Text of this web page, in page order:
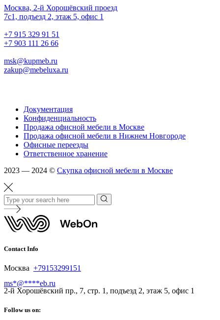
Москва, 2-й Хорошёвский проезд
7с1, подъезд 2, этаж 5, офис 1
+7 915 329 91 51
+7 903 111 26 66
msk@kupmeb.ru
zakup@mebeluxa.ru
Документация
Конфиденциальность
Продажа офисной мебели в Москве
Продажа офисной мебели в Нижнем Новгороде
Офисные переезды
Ответственное хранение
2023 — 2024 © Скупка офисной мебели в Москве
Contact Info
Москва +79153299151
ms*@****eb.ru
2-й Хорошёвский пр., 7, стр. 1, подъезд 2, этаж 5, офис 1
Follow us on: